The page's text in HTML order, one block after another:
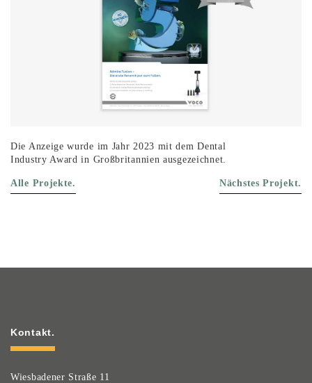
Die Anzeige wurde im Jahr 2023 mit dem Dental
Industry Award in Großbritannien ausgezeichnet.
Alle Projekte. Nächstes Projekt.
Kontakt.
Wiesbadener Straße 11